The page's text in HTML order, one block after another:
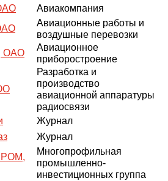
Авиакомпания
Авиационные работы и
воздушные перевозки
ОАО
Авиационное
приборостроение
Разработка и
производство
авиационной аппаратуры
радиосвязи
Журнал
Журнал
Многопрофильная
промышленно-
инвестиционных группа